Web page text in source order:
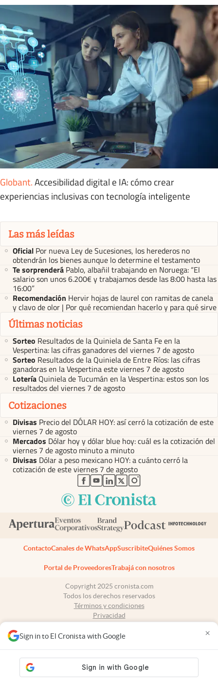
Sign in to El Cronista with Google ×
Globant.Accesibilidad digital e IA: cómo crear
experiencias inclusivas con tecnología inteligente
Las más leídas
Oficial Por nueva Ley de Sucesiones, los herederos no
obtendrán los bienes aunque lo determine el testamento
Te sorprenderá Pablo, albañil trabajando en Noruega: “El
salario son unos 6.200€ y trabajamos desde las 8:00 hasta las
16:00”
Recomendación Hervir hojas de laurel con ramitas de canela
y clavo de olor | Por qué recomiendan hacerlo y para qué sirve
Últimas noticias
Sorteo Resultados de la Quiniela de Santa Fe en la
Vespertina: las cifras ganadores del viernes 7 de agosto
Sorteo Resultados de la Quiniela de Entre Ríos: las cifras
ganadoras en la Vespertina este viernes 7 de agosto
Lotería Quiniela de Tucumán en la Vespertina: estos son los
resultados del viernes 7 de agosto
Cotizaciones
Divisas Precio del DÓLAR HOY: así cerró la cotización de este
viernes 7 de agosto
Mercados Dólar hoy y dólar blue hoy: cuál es la cotización del
viernes 7 de agosto minuto a minuto
Divisas Dólar a peso mexicano HOY: a cuánto cerró la
cotización de este viernes 7 de agosto
abre en nueva pestaña
abre en nueva pestaña
abre en nueva pestaña
abre en nueva pestaña
abre en nueva pestaña
ContactoCanales de WhatsAppSuscribiteQuiénes Somos
Portal de ProveedoresTrabajá con nosotros
Copyright 2025 cronista.com
Todos los derechos reservados
Términos y condiciones
Privacidad
Tel: +54 11 7078-3270
propiedad intelectual: 56576959
N° de edición: 10.950 - 7 de agosto de 2026